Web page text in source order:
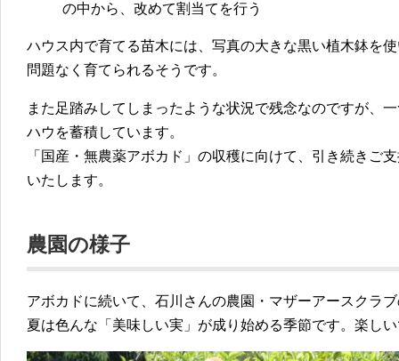
の中から、改めて割当てを行う
ハウス内で育てる苗木には、写真の大きな黒い植木鉢を
問題なく育てられるそうです。
また足踏みしてしまったような状況で残念なのですが、
ハウを蓄積しています。
「国産・無農薬アボカド」の収穫に向けて、引き続きご
いたします。
農園の様子
アボカドに続いて、石川さんの農園・マザーアースクラ
夏は色んな「美味しい実」が成り始める季節です。楽し